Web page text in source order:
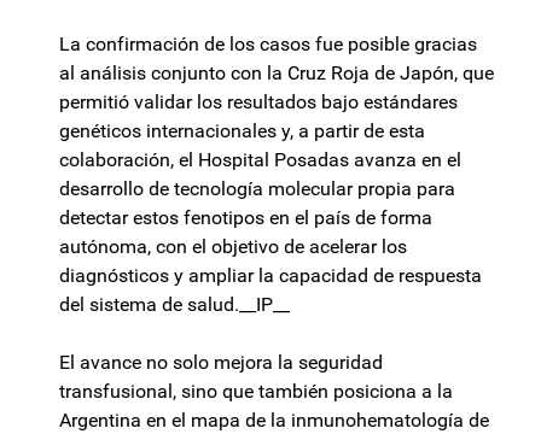
La confirmación de los casos fue posible gracias
al análisis conjunto con la Cruz Roja de Japón, que
permitió validar los resultados bajo estándares
genéticos internacionales y, a partir de esta
colaboración, el Hospital Posadas avanza en el
desarrollo de tecnología molecular propia para
detectar estos fenotipos en el país de forma
autónoma, con el objetivo de acelerar los
diagnósticos y ampliar la capacidad de respuesta
del sistema de salud.__IP__
El avance no solo mejora la seguridad
transfusional, sino que también posiciona a la
Argentina en el mapa de la inmunohematología de